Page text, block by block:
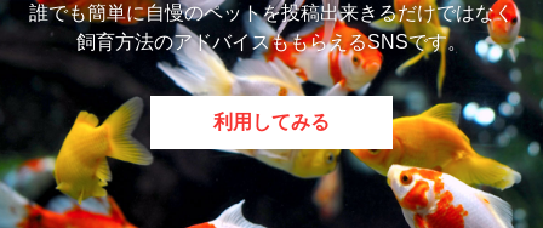
誰でも簡単に自慢のペットを投稿出来きるだけではなく
飼育方法のアドバイスももらえるSNSです。
利用してみる